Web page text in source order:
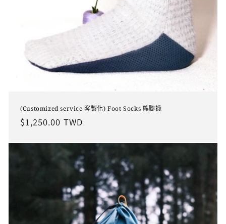
(Customized service 客製化) Foot Socks 熊腳襪
定
$1,250.00 TWD